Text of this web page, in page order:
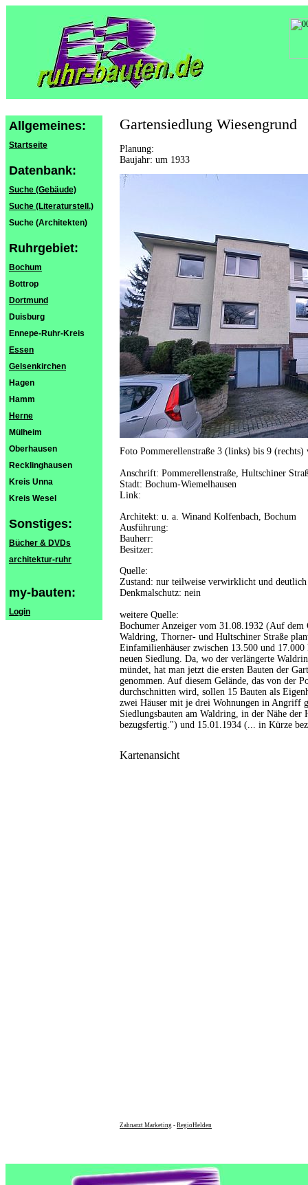
Allgemeines:
Startseite
Datenbank:
Suche (Gebäude)
Suche (Literaturstell.)
Suche (Architekten)
Ruhrgebiet:
Bochum
Bottrop
Dortmund
Duisburg
Ennepe-Ruhr-Kreis
Essen
Gelsenkirchen
Hagen
Hamm
Herne
Mülheim
Oberhausen
Recklinghausen
Kreis Unna
Kreis Wesel
Sonstiges:
Bücher & DVDs
architektur-ruhr
my-bauten:
Login
Gartensiedlung Wiesengrund
Planung:
Baujahr: um 1933
Foto Pommerellenstraße 3 (links) bis 9 (rechts)
Anschrift: Pommerellenstraße, Hultschiner
Stadt: Bochum-Wiemelhausen
Link:
Architekt: u. a. Winand Kolfenbach, Bochum
Ausführung:
Bauherr:
Besitzer:
Quelle:
Zustand: nur teilweise verwirklicht und deutlich
Denkmalschutz: nein
weitere Quelle:
Bochumer Anzeiger vom 31.08.1932 (Auf dem
Waldring, Thorner- und Hultschiner Straße
Einfamilienhäuser zwischen 13.500 und
neuen Siedlung. Da, wo der verlängerte
mündet, hat man jetzt die ersten Bauten der
genommen. Auf diesem Gelände, das von der
durchschnitten wird, sollen 15 Bauten als
zwei Häuser mit je drei Wohnungen in Angriff
Siedlungsbauten am Waldring, in der Nähe der
bezugsfertig.") und 15.01.1934 (... in Kürze
Kartenansicht
Zahnarzt Marketing - RegioHelden